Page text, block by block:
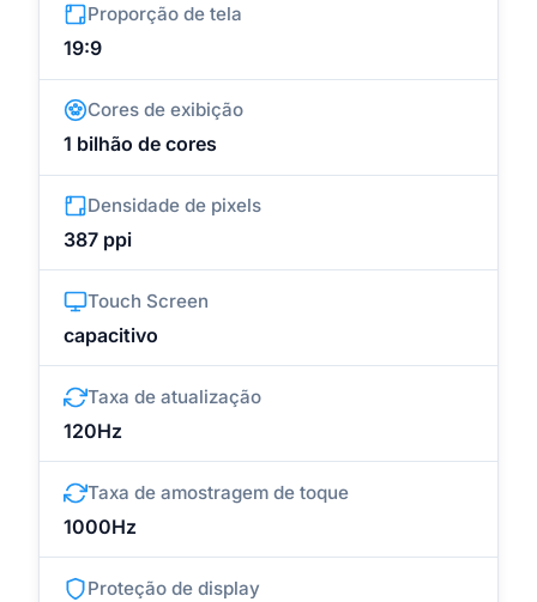
Proporção de tela
19:9
Cores de exibição
1 bilhão de cores
Densidade de pixels
387 ppi
Touch Screen
capacitivo
Taxa de atualização
120Hz
Taxa de amostragem de toque
1000Hz
Proteção de display